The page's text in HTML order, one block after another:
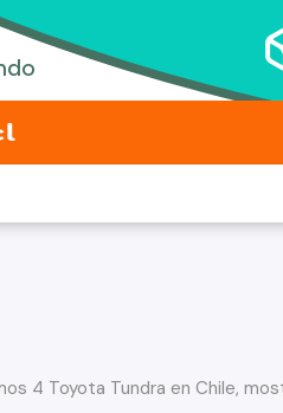
4 Toyota Tundra en Chile,